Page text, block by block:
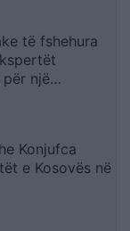
të fshehura
një
Konjufca
e Kosovës në